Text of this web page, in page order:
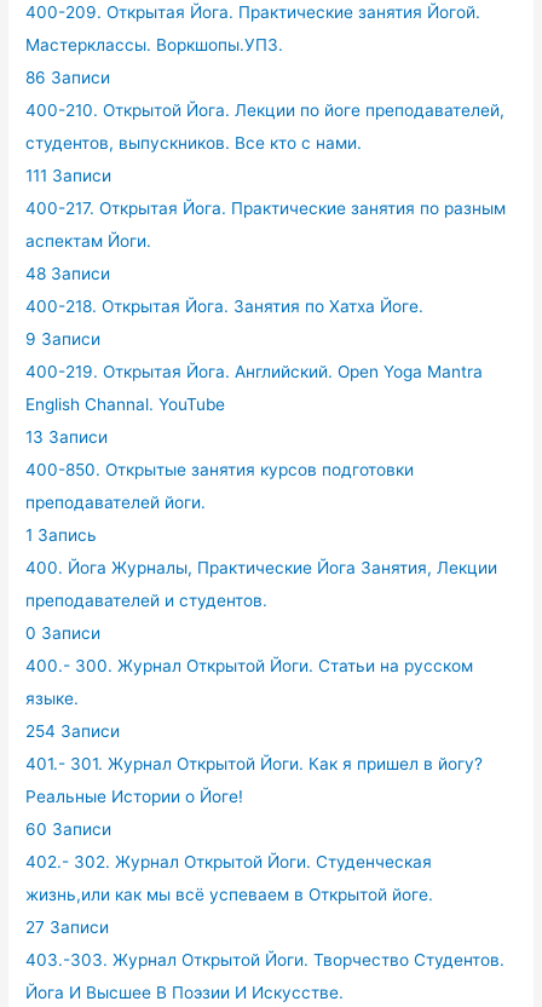
400-209. Открытая Йога. Практические занятия Йогой.
Мастерклассы. Воркшопы.УПЗ.
86 Записи
400-210. Открытой Йога. Лекции по йоге преподавателей,
студентов, выпускников. Все кто с нами.
111 Записи
400-217. Открытая Йога. Практические занятия по разным
аспектам Йоги.
48 Записи
400-218. Открытая Йога. Занятия по Хатха Йоге.
9 Записи
400-219. Открытая Йога. Английский. Open Yoga Mantra
English Channal. YouTube
13 Записи
400-850. Открытые занятия курсов подготовки
преподавателей йоги.
1 Запись
400. Йога Журналы, Практические Йога Занятия, Лекции
преподавателей и студентов.
0 Записи
400.- 300. Журнал Открытой Йоги. Статьи на русском
языке.
254 Записи
401.- 301. Журнал Открытой Йоги. Как я пришел в йогу?
Реальные Истории о Йоге!
60 Записи
402.- 302. Журнал Открытой Йоги. Студенческая
жизнь,или как мы всё успеваем в Открытой йоге.
27 Записи
403.-303. Журнал Открытой Йоги. Творчество Студентов.
Йога И Высшее В Поэзии И Искусстве.